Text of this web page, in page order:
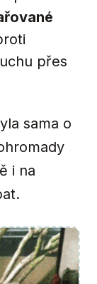
přes
sama o
i na